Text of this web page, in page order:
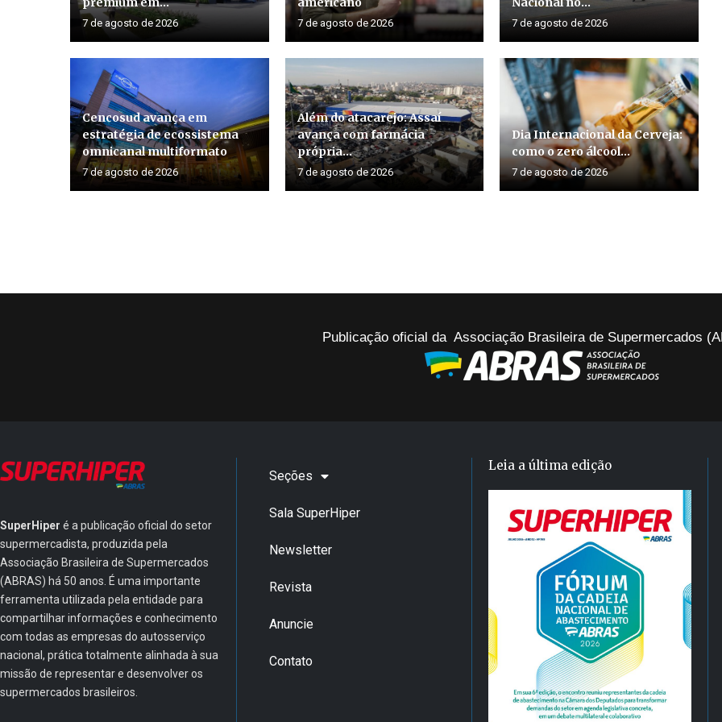
7 de agosto de 2026 7 de agosto de 2026 7 de agosto de 2026
Cencosud avança em
estratégia de ecossistema
omnicanal multiformato
7 de agosto de 2026
Além do atacarejo: Assaí
avança com farmácia
própria...
7 de agosto de 2026
Dia Internacional da Cerveja:
como o zero álcool...
7 de agosto de 2026
Publicação oficial da Associação Brasileira de Supermercados
SuperHiper é a publicação oficial do setor
supermercadista, produzida pela
Associação Brasileira de Supermercados
(ABRAS) há 50 anos. É uma importante
ferramenta utilizada pela entidade para
compartilhar informações e conhecimento
com todas as empresas do autosserviço
nacional, prática totalmente alinhada à sua
missão de representar e desenvolver os
supermercados brasileiros.
Seções
Sala SuperHiper
Newsletter
Revista
Anuncie
Contato
Leia a última edição